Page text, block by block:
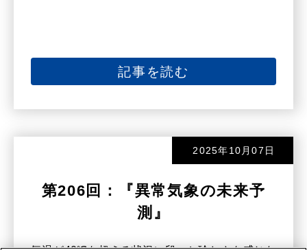
記事を読む
2025年10月07日
第206回：『異常気象の未来予
測』